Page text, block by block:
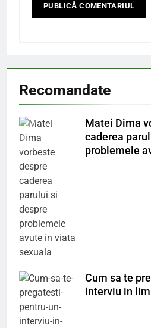
Recomandate
Matei Dima
caderea
problemele
Cum sa te
interviu in